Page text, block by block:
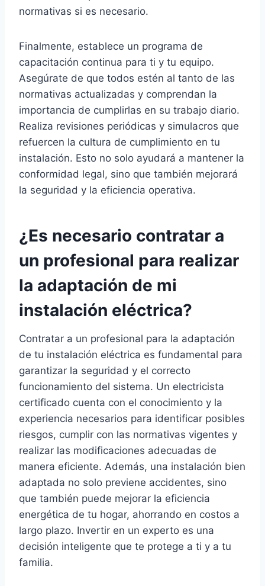
normativas si es necesario.
Finalmente, establece un programa de
capacitación continua para ti y tu equipo.
Asegúrate de que todos estén al tanto de las
normativas actualizadas y comprendan la
importancia de cumplirlas en su trabajo diario.
Realiza revisiones periódicas y simulacros que
refuercen la cultura de cumplimiento en tu
instalación. Esto no solo ayudará a mantener la
conformidad legal, sino que también mejorará
la seguridad y la eficiencia operativa.
¿Es necesario contratar a
un profesional para realizar
la adaptación de mi
instalación eléctrica?
Contratar a un profesional para la adaptación
de tu instalación eléctrica es fundamental para
garantizar la seguridad y el correcto
funcionamiento del sistema. Un electricista
certificado cuenta con el conocimiento y la
experiencia necesarios para identificar posibles
riesgos, cumplir con las normativas vigentes y
realizar las modificaciones adecuadas de
manera eficiente. Además, una instalación bien
adaptada no solo previene accidentes, sino
que también puede mejorar la eficiencia
energética de tu hogar, ahorrando en costos a
largo plazo. Invertir en un experto es una
decisión inteligente que te protege a ti y a tu
familia.